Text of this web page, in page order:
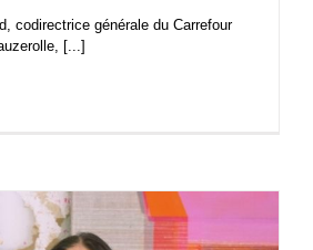
codirectrice générale du Carrefour
[...]